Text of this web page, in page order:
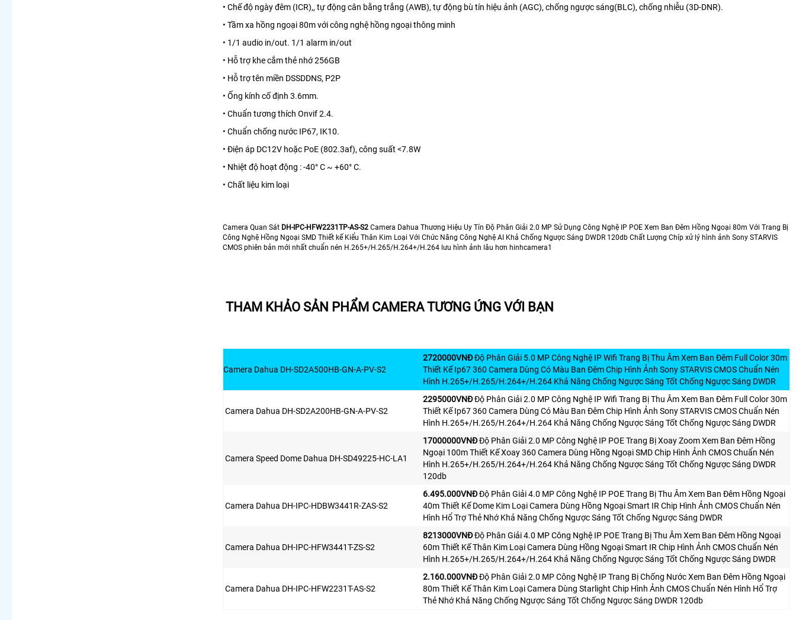
• Chế độ ngày đêm (ICR),, tự động cân bằng trắng (AWB), tự động bù tín hiệu ảnh (AGC), chống ngược sáng(BLC), chống nhiễu (3D-DNR).
• Tầm xa hồng ngoại 80m với công nghệ hồng ngoại thông minh
• 1/1 audio in/out. 1/1 alarm in/out
• Hỗ trợ khe cắm thẻ nhớ 256GB
• Hỗ trợ tên miền DSSDDNS, P2P
• Ống kính cố định 3.6mm.
• Chuẩn tương thích Onvif 2.4.
• Chuẩn chống nước IP67, IK10.
• Điện áp DC12V hoặc PoE (802.3af), công suất <7.8W
• Nhiệt độ hoạt động : -40° C ~ +60° C.
• Chất liệu kim loại
Camera Quan Sát DH-IPC-HFW2231TP-AS-S2 Camera Dahua Thương Hiệu Uy Tín Độ Phân Giải 2.0 MP Sử Dụng Công Nghệ IP POE Xem Ban Đêm Hồng Ngoại 80m Với Trang Bị
Công Nghệ Hồng Ngoại SMD Thiết kế Kiểu Thân Kim Loại Với Chức Năng Công Nghệ AI Khả Chống Ngược Sáng DWDR 120db Chất Lượng Chíp xử lý hình ảnh Sony STARVIS
CMOS phiên bản mới nhất chuẩn nén H.265+/H.265/H.264+/H.264 lưu hình ảnh lâu hơn hinhcamera1
THAM KHẢO SẢN PHẨM CAMERA TƯƠNG ỨNG VỚI BẠN
Camera Dahua DH-SD2A500HB-GN-A-PV-S2
2720000VNÐĐộ Phân Giải 5.0 MP Công Nghệ IP Wifi Trang Bị Thu Âm Xem Ban Đêm Full Color 30m
Thiết Kế Ip67 360 Camera Dùng Có Màu Ban Đêm Chip Hình Ảnh Sony STARVIS CMOS Chuẩn Nén
Hình H.265+/H.265/H.264+/H.264 Khả Năng Chống Ngược Sáng Tốt Chống Ngược Sáng DWDR
Camera Dahua DH-SD2A200HB-GN-A-PV-S2
2295000VNÐĐộ Phân Giải 2.0 MP Công Nghệ IP Wifi Trang Bị Thu Âm Xem Ban Đêm Full Color 30m
Thiết Kế Ip67 360 Camera Dùng Có Màu Ban Đêm Chip Hình Ảnh Sony STARVIS CMOS Chuẩn Nén
Hình H.265+/H.265/H.264+/H.264 Khả Năng Chống Ngược Sáng Tốt Chống Ngược Sáng DWDR
Camera Speed Dome Dahua DH-SD49225-HC-LA1
17000000VNÐĐộ Phân Giải 2.0 MP Công Nghệ IP POE Trang Bị Xoay Zoom Xem Ban Đêm Hồng
Ngoại 100m Thiết Kế Xoay 360 Camera Dùng Hồng Ngoại SMD Chip Hình Ảnh CMOS Chuẩn Nén
Hình H.265+/H.265/H.264+/H.264 Khả Năng Chống Ngược Sáng Tốt Chống Ngược Sáng DWDR
120db
Camera Dahua DH-IPC-HDBW3441R-ZAS-S2
6.495.000VNÐĐộ Phân Giải 4.0 MP Công Nghệ IP POE Trang Bị Thu Âm Xem Ban Đêm Hồng Ngoại
40m Thiết Kế Dome Kim Loại Camera Dùng Hồng Ngoại Smart IR Chip Hình Ảnh CMOS Chuẩn Nén
Hình Hổ Trợ Thẻ Nhớ Khả Năng Chống Ngược Sáng Tốt Chống Ngược Sáng DWDR
Camera Dahua DH-IPC-HFW3441T-ZS-S2
8213000VNÐĐộ Phân Giải 4.0 MP Công Nghệ IP POE Trang Bị Thu Âm Xem Ban Đêm Hồng Ngoại
60m Thiết Kế Thân Kim Loại Camera Dùng Hồng Ngoại Smart IR Chip Hình Ảnh CMOS Chuẩn Nén
Hình H.265+/H.265/H.264+/H.264 Khả Năng Chống Ngược Sáng Tốt Chống Ngược Sáng DWDR
Camera Dahua DH-IPC-HFW2231T-AS-S2
2.160.000VNÐĐộ Phân Giải 2.0 MP Công Nghệ IP Trang Bị Chống Nước Xem Ban Đêm Hồng Ngoại
80m Thiết Kế Thân Kim Loại Camera Dùng Starlight Chip Hình Ảnh CMOS Chuẩn Nén Hình Hổ Trợ
Thẻ Nhớ Khả Năng Chống Ngược Sáng Tốt Chống Ngược Sáng DWDR 120db